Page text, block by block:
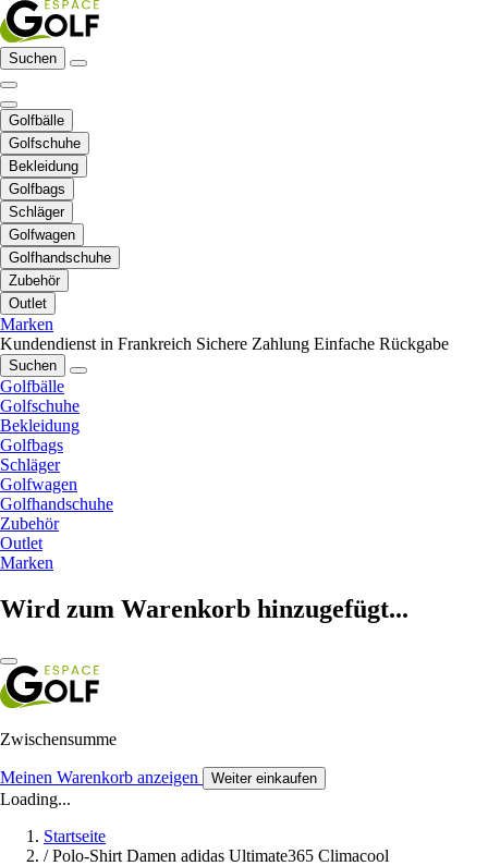
Suchen
Golfbälle
Golfschuhe
Bekleidung
Golfbags
Schläger
Golfwagen
Golfhandschuhe
Zubehör
Outlet
Marken
Kundendienst in Frankreich Sichere Zahlung Einfache Rückgabe
Suchen
Golfbälle
Golfschuhe
Bekleidung
Golfbags
Schläger
Golfwagen
Golfhandschuhe
Zubehör
Outlet
Marken
Wird zum Warenkorb hinzugefügt...
Zwischensumme
Meinen Warenkorb anzeigen Weiter einkaufen
Loading...
Startseite
/ Polo-Shirt Damen adidas Ultimate365 Climacool